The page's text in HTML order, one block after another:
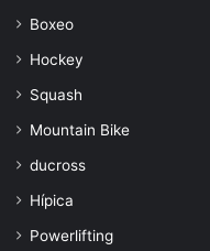
Boxeo
Hockey
Squash
Mountain Bike
ducross
Hípica
Powerlifting